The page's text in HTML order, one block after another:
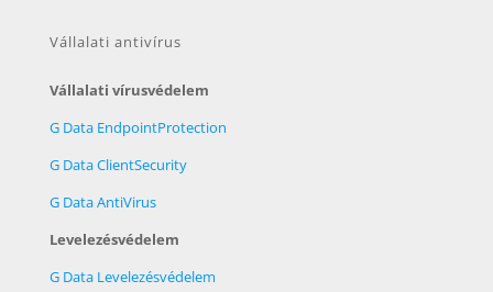
Vállalati antivírus
Vállalati vírusvédelem
G Data EndpointProtection
G Data ClientSecurity
G Data AntiVirus
Levelezésvédelem
G Data Levelezésvédelem